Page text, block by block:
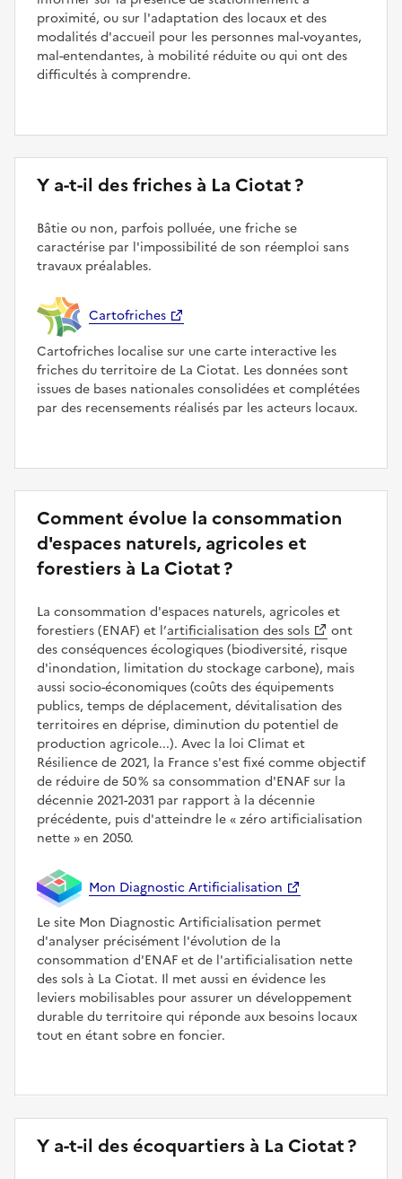
proximité, ou sur l'adaptation des locaux et des
modalités d'accueil pour les personnes mal-voyantes,
mal-entendantes, à mobilité réduite ou qui ont des
difficultés à comprendre.
Y a-t-il des friches à La Ciotat ?
Bâtie ou non, parfois polluée, une friche se
caractérise par l'impossibilité de son réemploi sans
travaux préalables.
Cartofriches
Cartofriches localise sur une carte interactive les
friches du territoire de La Ciotat. Les données sont
issues de bases nationales consolidées et complétées
par des recensements réalisés par les acteurs locaux.
Comment évolue la consommation
d'espaces naturels, agricoles et
forestiers à La Ciotat ?
La consommation d'espaces naturels, agricoles et
forestiers (ENAF) et l’artificialisation des sols
ont
des conséquences écologiques (biodiversité, risque
d'inondation, limitation du stockage carbone), mais
aussi socio-économiques (coûts des équipements
publics, temps de déplacement, dévitalisation des
territoires en déprise, diminution du potentiel de
production agricole...). Avec la loi Climat et
Résilience de 2021, la France s'est fixé comme objectif
de réduire de 50 % sa consommation d'ENAF sur la
décennie 2021-2031 par rapport à la décennie
précédente, puis d'atteindre le
zéro artificialisation
nette
en 2050.
Mon Diagnostic Artificialisation
Le site Mon Diagnostic Artificialisation permet
d'analyser précisément l'évolution de la
consommation d'ENAF et de l'artificialisation nette
des sols à La Ciotat. Il met aussi en évidence les
leviers mobilisables pour assurer un développement
durable du territoire qui réponde aux besoins locaux
tout en étant sobre en foncier.
Y a-t-il des écoquartiers à La Ciotat ?